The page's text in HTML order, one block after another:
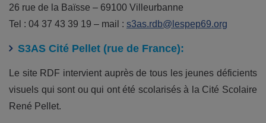
26 rue de la Baïsse – 69100 Villeurbanne
Tel : 04 37 43 39 19 – mail : s3as.rdb@lespep69.org
S3AS Cité Pellet (rue de France):
Le site RDF intervient auprès de tous les jeunes déficients
visuels qui sont ou qui ont été scolarisés à la Cité Scolaire
René Pellet.